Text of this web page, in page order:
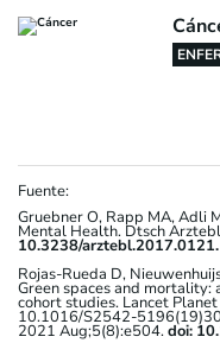
Fuente:
Gruebner O, Rapp MA, Adli
Mental Health. Dtsch
10.3238/arztebl.2017.0121.
Rojas-Rueda D,
Green spaces and
cohort studies. Lancet
10.1016/S2542-
2021 Aug;5(8):e504.doi: